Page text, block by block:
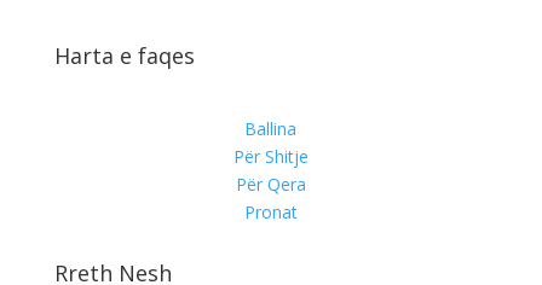
Harta e faqes
Ballina
Për Shitje
Për Qera
Pronat
Rreth Nesh